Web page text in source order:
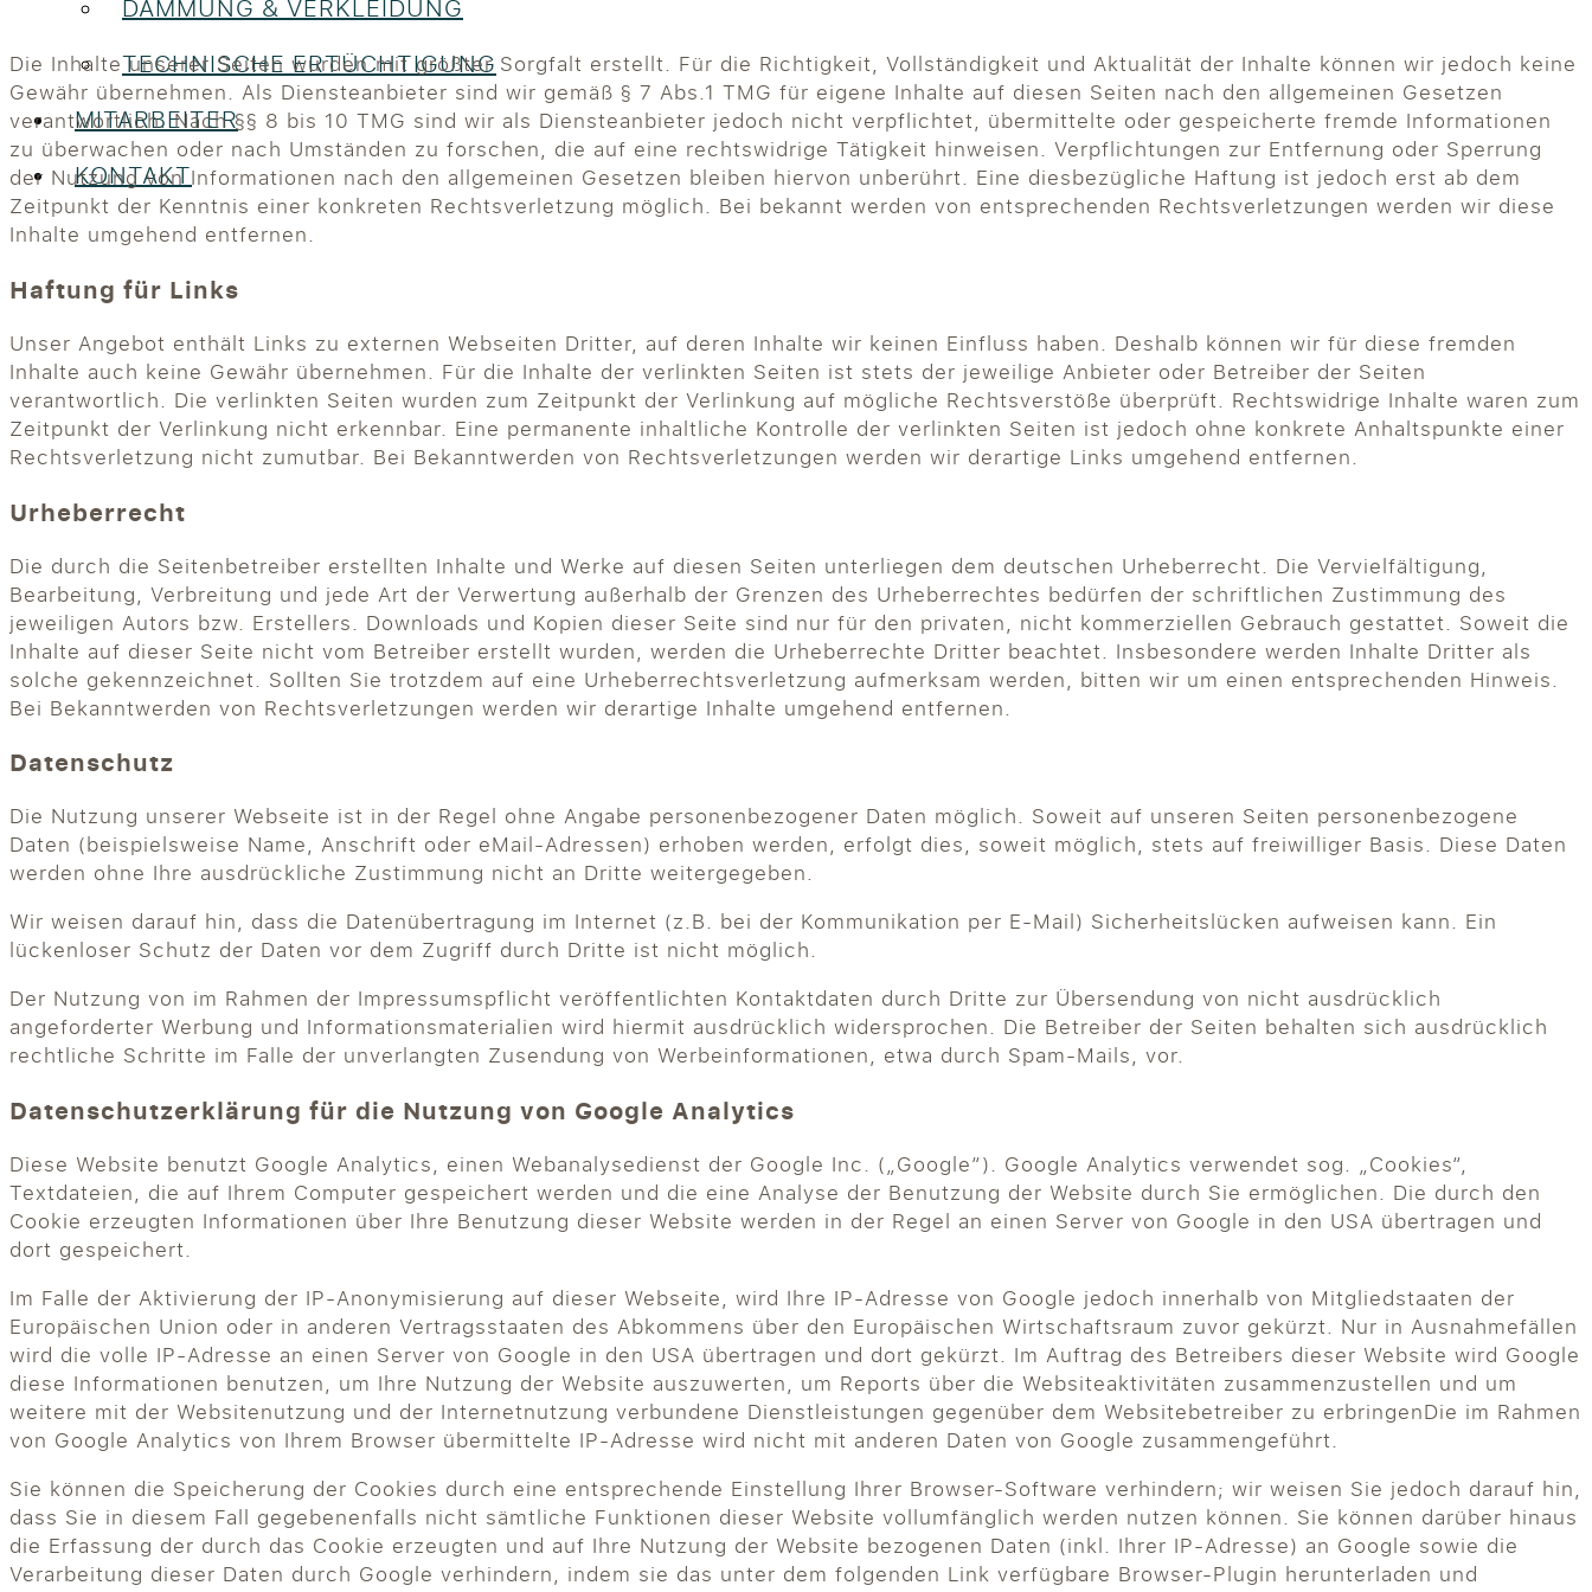
DÄMMUNG & VERKLEIDUNG
TECHNISCHE ERTÜCHTIGUNG
MITARBEITER
KONTAKT
Die Inhalte unserer Seiten wurden mit größter Sorgfalt erstellt. Für die Richtigkeit, Vollständigkeit und Aktualität der Inhalte können wir jedoch keine
Gewähr übernehmen. Als Diensteanbieter sind wir gemäß § 7 Abs.1 TMG für eigene Inhalte auf diesen Seiten nach den allgemeinen Gesetzen
verantwortlich. Nach §§ 8 bis 10 TMG sind wir als Diensteanbieter jedoch nicht verpflichtet, übermittelte oder gespeicherte fremde Informationen
zu überwachen oder nach Umständen zu forschen, die auf eine rechtswidrige Tätigkeit hinweisen. Verpflichtungen zur Entfernung oder Sperrung
der Nutzung von Informationen nach den allgemeinen Gesetzen bleiben hiervon unberührt. Eine diesbezügliche Haftung ist jedoch erst ab dem
Zeitpunkt der Kenntnis einer konkreten Rechtsverletzung möglich. Bei bekannt werden von entsprechenden Rechtsverletzungen werden wir diese
Inhalte umgehend entfernen.
Haftung für Links
Unser Angebot enthält Links zu externen Webseiten Dritter, auf deren Inhalte wir keinen Einfluss haben. Deshalb können wir für diese fremden
Inhalte auch keine Gewähr übernehmen. Für die Inhalte der verlinkten Seiten ist stets der jeweilige Anbieter oder Betreiber der Seiten
verantwortlich. Die verlinkten Seiten wurden zum Zeitpunkt der Verlinkung auf mögliche Rechtsverstöße überprüft. Rechtswidrige Inhalte waren zum
Zeitpunkt der Verlinkung nicht erkennbar. Eine permanente inhaltliche Kontrolle der verlinkten Seiten ist jedoch ohne konkrete Anhaltspunkte einer
Rechtsverletzung nicht zumutbar. Bei Bekanntwerden von Rechtsverletzungen werden wir derartige Links umgehend entfernen.
Urheberrecht
Die durch die Seitenbetreiber erstellten Inhalte und Werke auf diesen Seiten unterliegen dem deutschen Urheberrecht. Die Vervielfältigung,
Bearbeitung, Verbreitung und jede Art der Verwertung außerhalb der Grenzen des Urheberrechtes bedürfen der schriftlichen Zustimmung des
jeweiligen Autors bzw. Erstellers. Downloads und Kopien dieser Seite sind nur für den privaten, nicht kommerziellen Gebrauch gestattet. Soweit die
Inhalte auf dieser Seite nicht vom Betreiber erstellt wurden, werden die Urheberrechte Dritter beachtet. Insbesondere werden Inhalte Dritter als
solche gekennzeichnet. Sollten Sie trotzdem auf eine Urheberrechtsverletzung aufmerksam werden, bitten wir um einen entsprechenden Hinweis.
Bei Bekanntwerden von Rechtsverletzungen werden wir derartige Inhalte umgehend entfernen.
Datenschutz
Die Nutzung unserer Webseite ist in der Regel ohne Angabe personenbezogener Daten möglich. Soweit auf unseren Seiten personenbezogene
Daten (beispielsweise Name, Anschrift oder eMail-Adressen) erhoben werden, erfolgt dies, soweit möglich, stets auf freiwilliger Basis. Diese Daten
werden ohne Ihre ausdrückliche Zustimmung nicht an Dritte weitergegeben.
Wir weisen darauf hin, dass die Datenübertragung im Internet (z.B. bei der Kommunikation per E-Mail) Sicherheitslücken aufweisen kann. Ein
lückenloser Schutz der Daten vor dem Zugriff durch Dritte ist nicht möglich.
Der Nutzung von im Rahmen der Impressumspflicht veröffentlichten Kontaktdaten durch Dritte zur Übersendung von nicht ausdrücklich
angeforderter Werbung und Informationsmaterialien wird hiermit ausdrücklich widersprochen. Die Betreiber der Seiten behalten sich ausdrücklich
rechtliche Schritte im Falle der unverlangten Zusendung von Werbeinformationen, etwa durch Spam-Mails, vor.
Datenschutzerklärung für die Nutzung von Google Analytics
Diese Website benutzt Google Analytics, einen Webanalysedienst der Google Inc. („Google“). Google Analytics verwendet sog. „Cookies“,
Textdateien, die auf Ihrem Computer gespeichert werden und die eine Analyse der Benutzung der Website durch Sie ermöglichen. Die durch den
Cookie erzeugten Informationen über Ihre Benutzung dieser Website werden in der Regel an einen Server von Google in den USA übertragen und
dort gespeichert.
Im Falle der Aktivierung der IP-Anonymisierung auf dieser Webseite, wird Ihre IP-Adresse von Google jedoch innerhalb von Mitgliedstaaten der
Europäischen Union oder in anderen Vertragsstaaten des Abkommens über den Europäischen Wirtschaftsraum zuvor gekürzt. Nur in Ausnahmefällen
wird die volle IP-Adresse an einen Server von Google in den USA übertragen und dort gekürzt. Im Auftrag des Betreibers dieser Website wird Google
diese Informationen benutzen, um Ihre Nutzung der Website auszuwerten, um Reports über die Websiteaktivitäten zusammenzustellen und um
weitere mit der Websitenutzung und der Internetnutzung verbundene Dienstleistungen gegenüber dem Websitebetreiber zu erbringenDie im Rahmen
von Google Analytics von Ihrem Browser übermittelte IP-Adresse wird nicht mit anderen Daten von Google zusammengeführt.
Sie können die Speicherung der Cookies durch eine entsprechende Einstellung Ihrer Browser-Software verhindern; wir weisen Sie jedoch darauf hin,
dass Sie in diesem Fall gegebenenfalls nicht sämtliche Funktionen dieser Website vollumfänglich werden nutzen können. Sie können darüber hinaus
die Erfassung der durch das Cookie erzeugten und auf Ihre Nutzung der Website bezogenen Daten (inkl. Ihrer IP-Adresse) an Google sowie die
Verarbeitung dieser Daten durch Google verhindern, indem sie das unter dem folgenden Link verfügbare Browser-Plugin herunterladen und